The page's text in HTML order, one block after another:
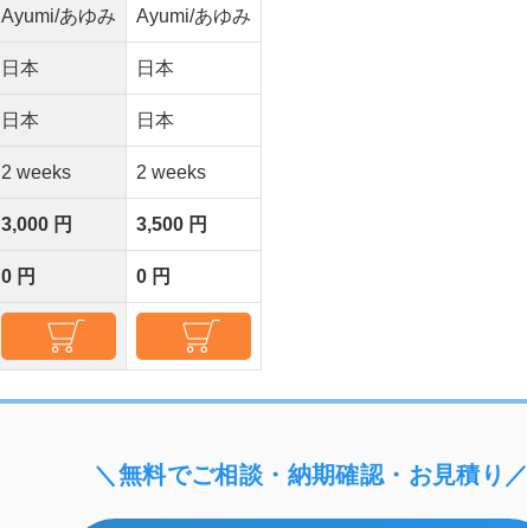
Ayumi/あゆみ Ayumi/あゆみ
日本 日本
日本 日本
2 weeks 2 weeks
3,000 円 3,500 円
0 円 0 円
＼無料でご相談・納期確認・お見積り／